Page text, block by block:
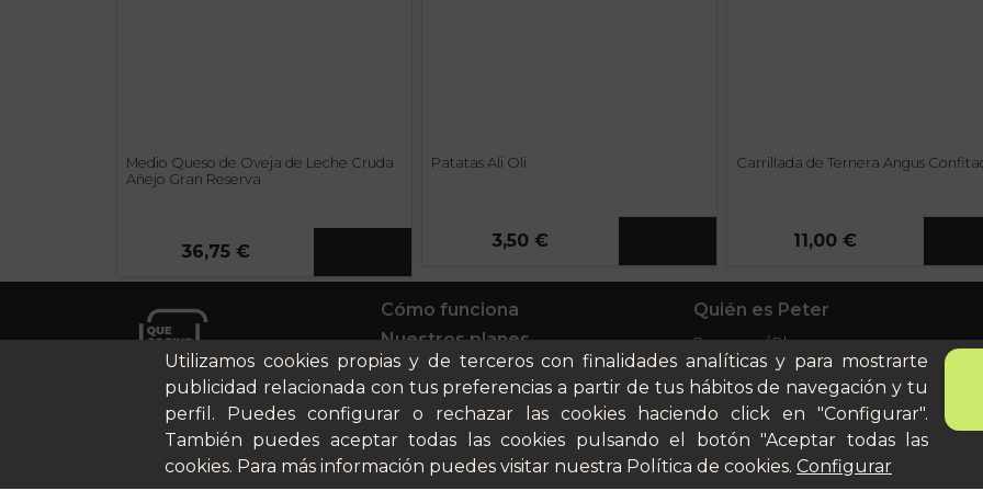
Medio Queso de Oveja de Leche Cruda
Añejo Gran Reserva
36,75 €
Patatas Ali Oli
3,50 €
Carrillada de Ternera Angus
11,00 €
Utilizamos cookies propias y de terceros con finalidades analíticas y para mostrarte
publicidad relacionada con tus preferencias a partir de tus hábitos de navegación y tu
perfil. Puedes configurar o rechazar las cookies haciendo click en "Configurar".
También puedes aceptar todas las cookies pulsando el botón "Aceptar todas las
cookies. Para más información puedes visitar nuestra Política de cookies. Configurar
Cómo funciona
Nuestros planes
Casos de éxito
Soy un particular
Quién es Peter
Recursos / Blog
Cultura
Llámanos al 644 52 51 02
Escríbenos al Whatsapp
Escríbenos al correo
De lunes a viernes de 8:30 a